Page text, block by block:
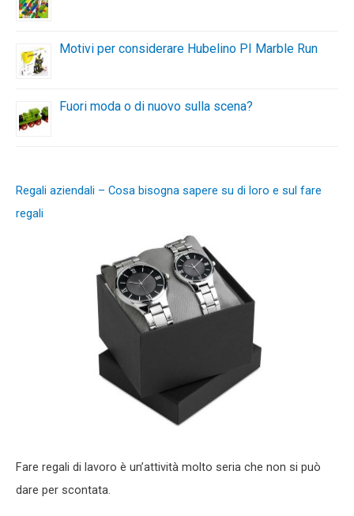
Motivi per considerare Hubelino PI Marble Run
Fuori moda o di nuovo sulla scena?
Regali aziendali – Cosa bisogna sapere su di loro e sul fare
regali
Fare regali di lavoro è un’attività molto seria che non si può
dare per scontata.